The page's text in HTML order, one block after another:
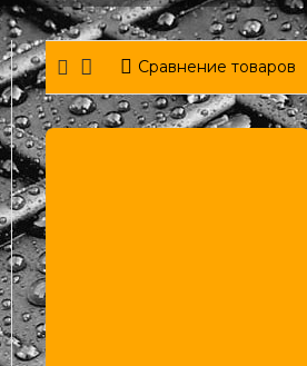
Сравнение товаров